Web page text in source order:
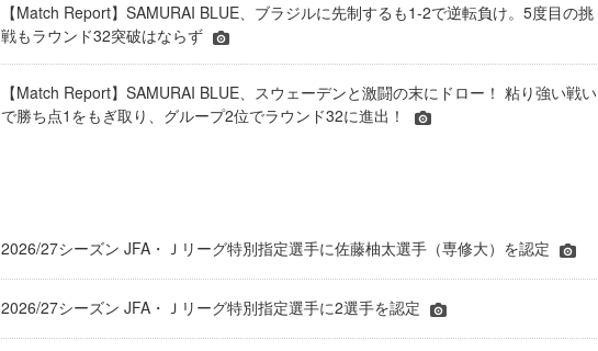
【Match Report】SAMURAI BLUE、ブラジルに先制するも1-2で逆転負け。5度目の挑
戦もラウンド32突破はならず
【Match Report】SAMURAI BLUE、スウェーデンと激闘の末にドロー！ 粘り強い戦い
で勝ち点1をもぎ取り、グループ2位でラウンド32に進出！
2026/27シーズン JFA・Ｊリーグ特別指定選手に佐藤柚太選手（専修大）を認定
2026/27シーズン JFA・Ｊリーグ特別指定選手に2選手を認定